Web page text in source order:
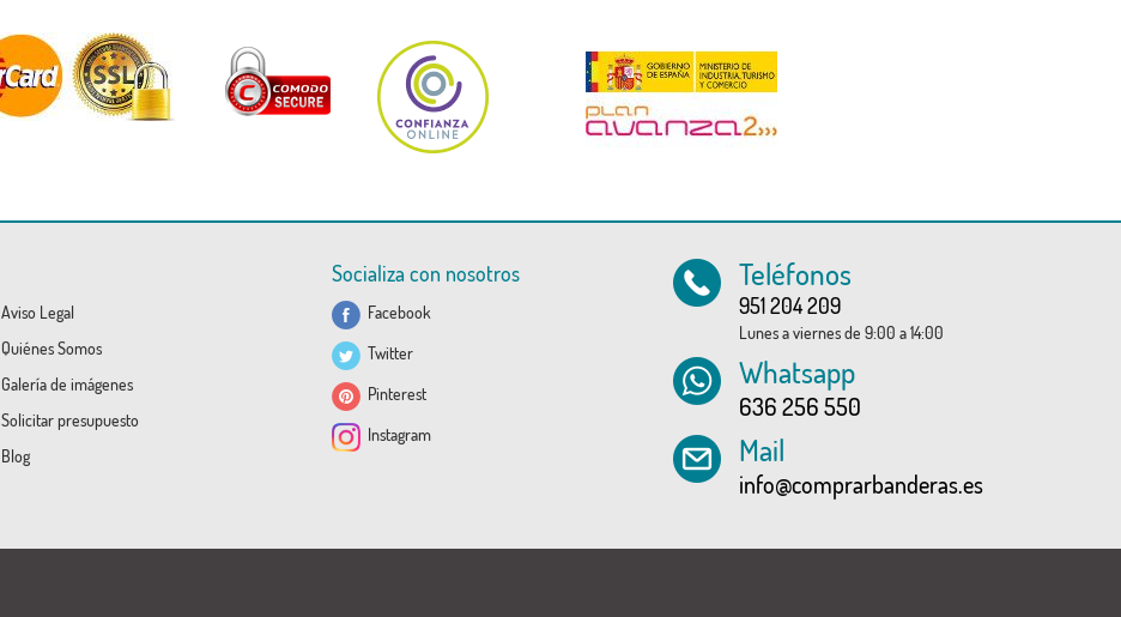
Aviso Legal
Quiénes Somos
Galería de imágenes
Solicitar presupuesto
Blog
Socializa con nosotros
Facebook
Twitter
Pinterest
Instagram
Teléfonos
951 204 209
Lunes a viernes de 9:00 a 14:00
Whatsapp
636 256 550
Mail
info@comprarbanderas.es